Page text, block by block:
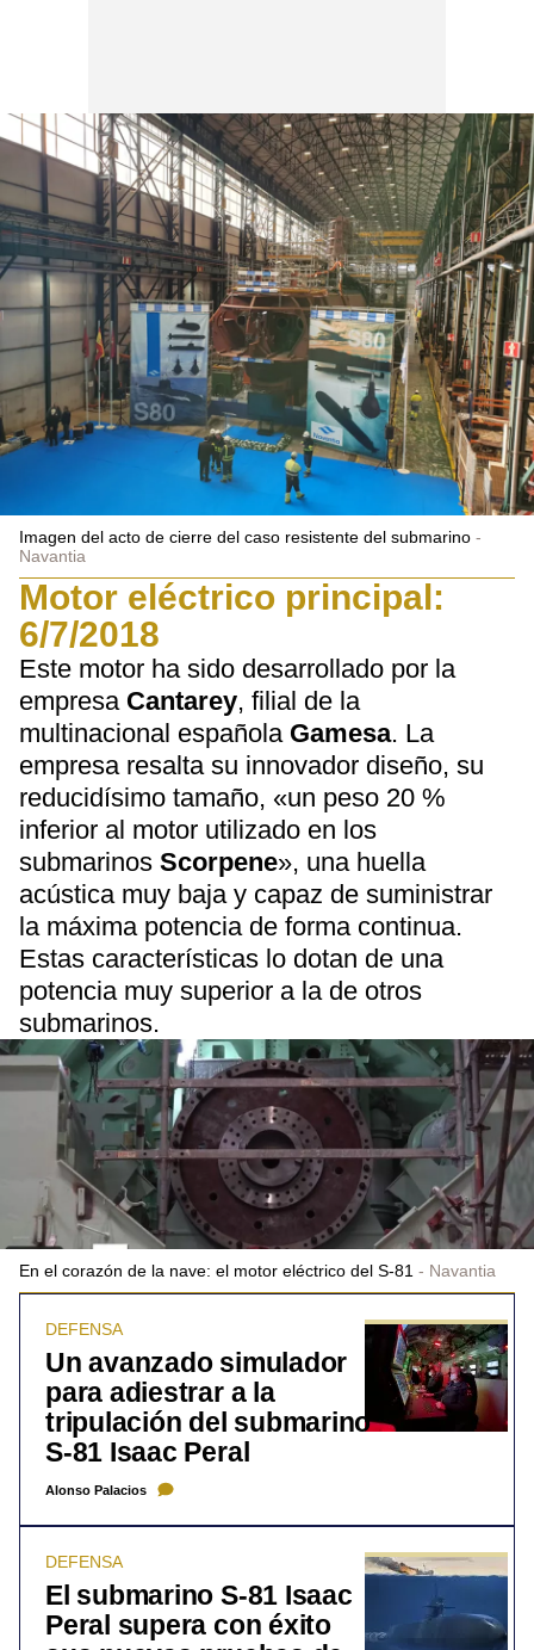
Imagen del acto de cierre del caso resistente del submarino
Navantia
Motor eléctrico principal:
6/7/2018
Este motor ha sido desarrollado por la
empresa Cantarey, filial de la
multinacional española Gamesa. La
empresa resalta su innovador diseño, su
reducidísimo tamaño, «un peso 20 %
inferior al motor utilizado en los
submarinos Scorpene», una huella
acústica muy baja y capaz de suministrar
la máxima potencia de forma continua.
Estas características lo dotan de una
potencia muy superior a la de otros
submarinos.
En el corazón de la nave: el motor eléctrico del S-81 Navantia
DEFENSA
Un avanzado simulador
para adiestrar a la
tripulación del submarino
S-81 Isaac Peral
Alonso Palacios
DEFENSA
El submarino S-81 Isaac
Peral supera con éxito